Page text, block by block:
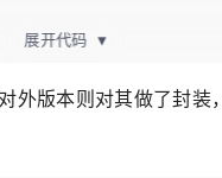
展开代码 ▼
版本则对其做了封